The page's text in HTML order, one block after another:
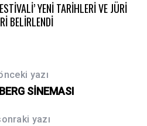
YENİ TARİHLERİ VE JÜRİ
BELİRLENDİ
yazı
SİNEMASI
yazı